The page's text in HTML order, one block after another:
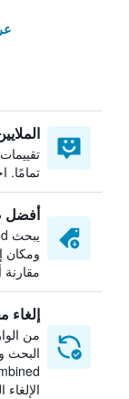
تمامًا.
أفضل
ومكان
مقارنة
إلغاء
من
البحث